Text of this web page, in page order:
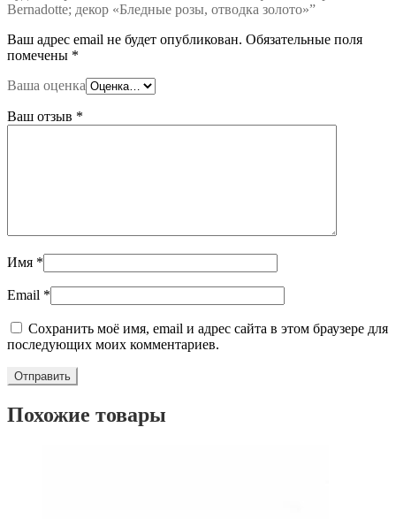
Bernadotte; декор «Бледные розы, отводка золото»”
Ваш адрес email не будет опубликован. Обязательные поля
помечены *
Ваша оценка
Ваш отзыв *
Имя *
Email *
Сохранить моё имя, email и адрес сайта в этом браузере для
последующих моих комментариев.
Похожие товары